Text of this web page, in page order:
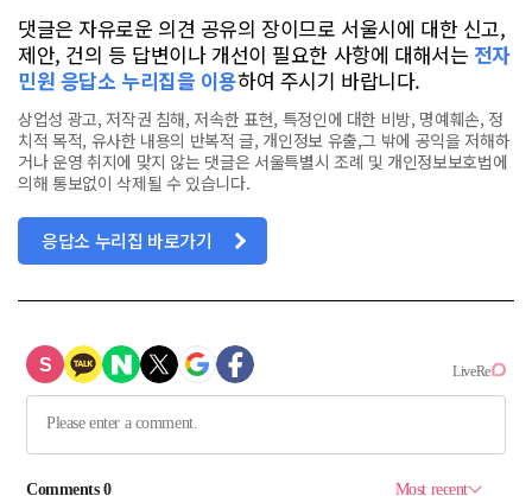
댓글은 자유로운 의견 공유의 장이므로 서울시에 대한 신고,
제안, 건의 등 답변이나 개선이 필요한 사항에 대해서는 전자
민원 응답소 누리집을 이용하여 주시기 바랍니다.
상업성 광고, 저작권 침해, 저속한 표현, 특정인에 대한 비방, 명예훼손, 정
치적 목적, 유사한 내용의 반복적 글, 개인정보 유출,그 밖에 공익을 저해하
거나 운영 취지에 맞지 않는 댓글은 서울특별시 조례 및 개인정보보호법에
의해 통보없이 삭제될 수 있습니다.
응답소 누리집 바로가기